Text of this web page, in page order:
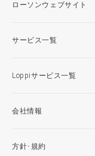
ローソンウェブサイト
サービス一覧
Loppiサービス一覧
会社情報
方針･規約